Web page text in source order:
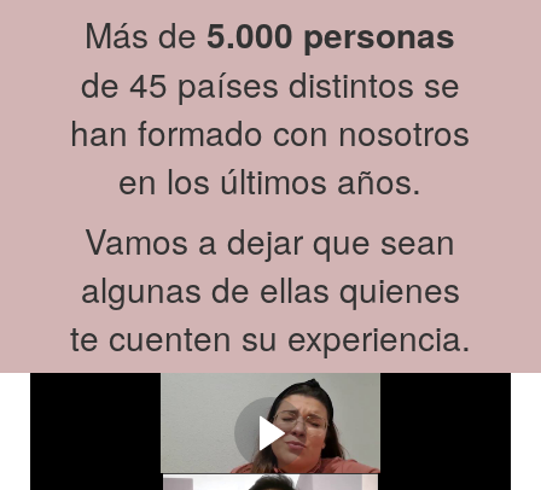
Más de5.000 personas
de 45 países distintos se
han formado con nosotros
en los últimos años.
Vamos a dejar que sean
algunas de ellas quienes
te cuenten su experiencia.
María Lloret